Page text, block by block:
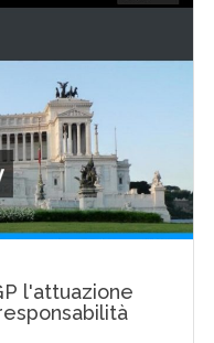
l'attuazione